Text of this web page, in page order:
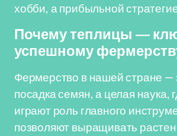
хобби, а прибыльной
Почему теплицы —
успешному
Фермерство в нашей стране —
посадка семян, а целая наука,
играют роль главного
позволяют выращивать